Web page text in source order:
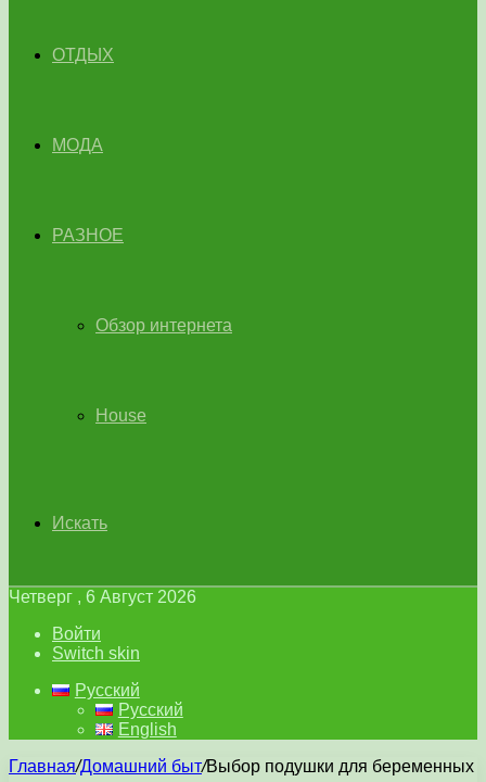
ОТДЫХ
МОДА
РАЗНОЕ
Обзор интернета
House
Искать
Четверг , 6 Август 2026
Войти
Switch skin
Русский
Русский
English
Главная/Домашний быт/Выбор подушки для беременных